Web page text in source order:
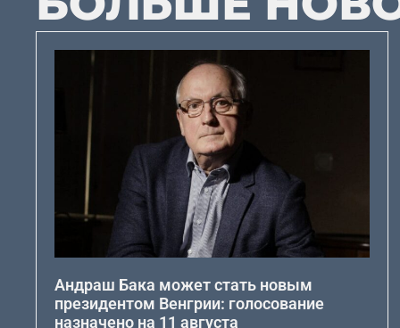
Андраш Бака может стать новым
президентом Венгрии: голосование
назначено на 11 августа